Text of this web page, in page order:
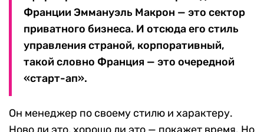
Франции Эммануэль Макрон — это сектор
приватного бизнеса. И отсюда его стиль
управления страной, корпоративный,
такой словно Франция — это очередной
«старт-ап».
Он менеджер по своему стилю и характеру.